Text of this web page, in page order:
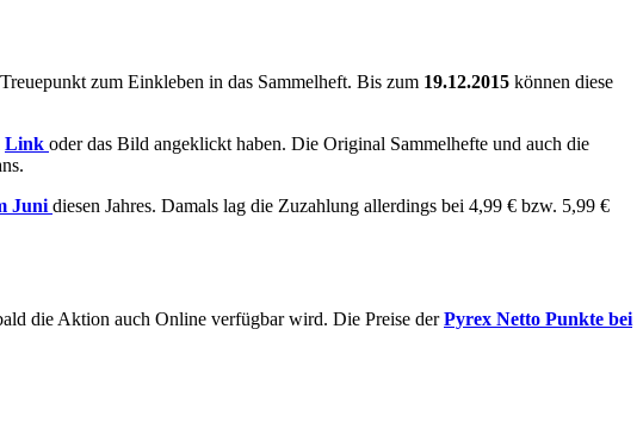
zum Einkleben in das Sammelheft. Bis zum 19.12.2015 können diese
Link oder das Bild angeklickt haben. Die Original Sammelhefte und auch die
Juni diesen Jahres. Damals lag die Zuzahlung allerdings bei 4,99 € bzw. 5,99 €
die Aktion auch Online verfügbar wird. Die Preise derPyrex Netto Punkte bei